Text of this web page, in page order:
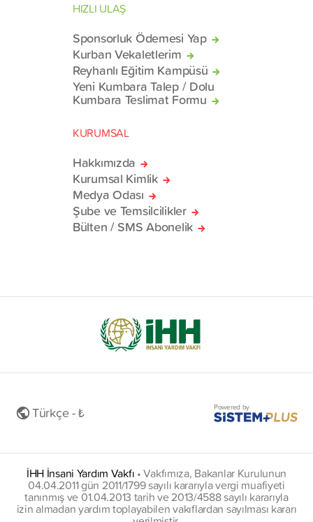
HIZLI ULAŞ
Sponsorluk Ödemesi Yap
Kurban Vekaletlerim
Reyhanlı Eğitim Kampüsü
Yeni Kumbara Talep / Dolu
Kumbara Teslimat Formu
KURUMSAL
Hakkımızda
Kurumsal Kimlik
Medya Odası
Şube ve Temsilcilikler
Bülten / SMS Abonelik
Türkçe - ₺ Powered by
İHH İnsani Yardım Vakfı •Vakfımıza, Bakanlar Kurulunun
04.04.2011 gün 2011/1799 sayılı kararıyla vergi muafiyeti
tanınmış ve 01.04.2013 tarih ve 2013/4588 sayılı kararıyla
izin almadan yardım toplayabilen vakıflardan sayılması kararı